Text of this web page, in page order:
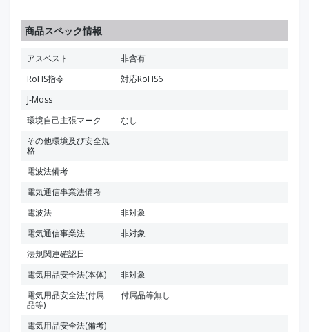
商品スペック情報
アスベスト
非含有
RoHS指令
対応RoHS6
J-Moss
環境自己主張マーク
なし
その他環境及び安全規
格
電波法備考
電気通信事業法備考
電波法
非対象
電気通信事業法
非対象
法規関連確認日
電気用品安全法(本体)
非対象
電気用品安全法(付属
品等)
付属品等無し
電気用品安全法(備考)